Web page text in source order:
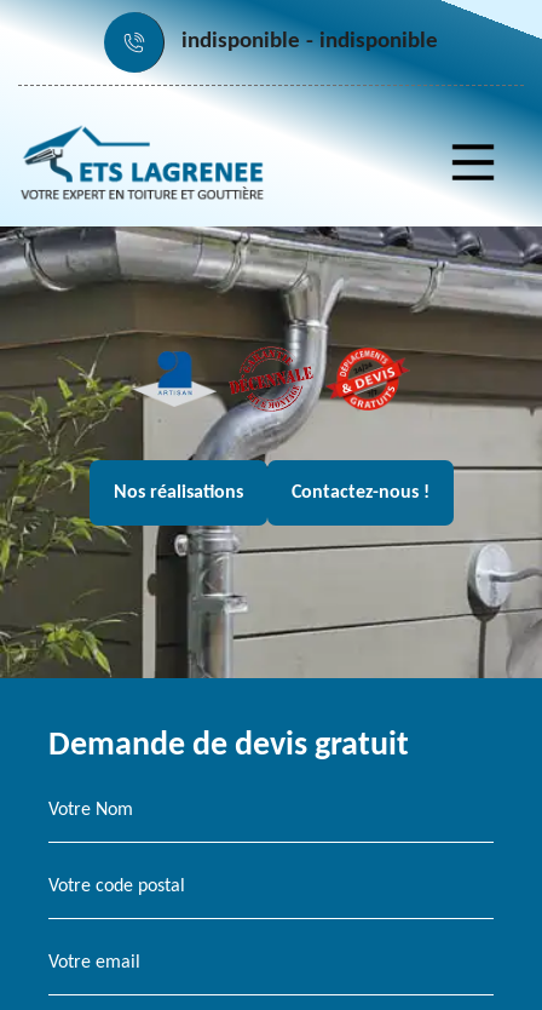
indisponible indisponible
Nos réalisations Contactez-nous !
Demande de devis gratuit